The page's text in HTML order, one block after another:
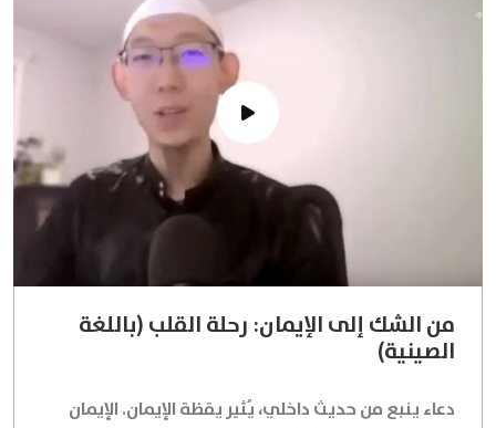
من الشك إلى الإيمان: رحلة القلب (باللغة
الصينية)
دعاء ينبع من حديث داخلي، يُثير يقظة الإيمان. الإيمان